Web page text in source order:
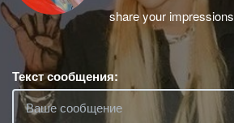
share your impressions
Текст сообщения: